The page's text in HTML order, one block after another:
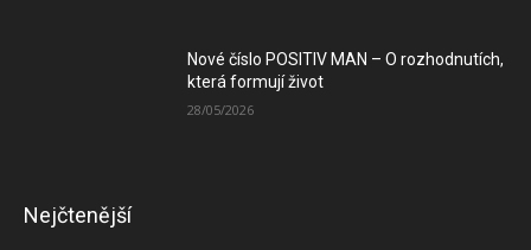
Nové číslo POSITIV MAN – O rozhodnutích,
která formují život
28/05/2026
Nejčtenější